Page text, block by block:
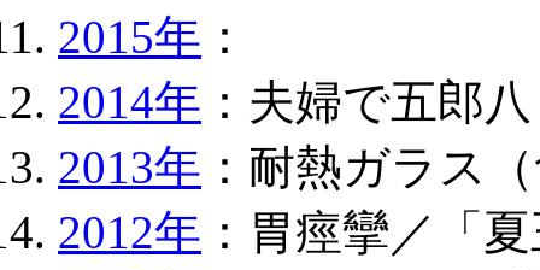
2015年 ：
2014年 ：夫婦で五郎八
2013年 ：耐熱ガラス
2012年 ：胃痙攣／「